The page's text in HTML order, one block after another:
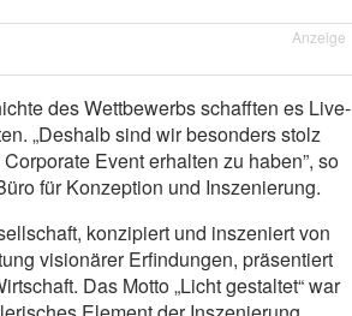
Anzeige
des Wettbewerbs schafften es Live-
„Deshalb sind wir besonders stolz
Event erhalten zu haben”, so
für Konzeption und Inszenierung.
konzipiert und inszeniert von
visionärer Erfindungen, präsentiert
Das Motto „Licht gestaltet“ war